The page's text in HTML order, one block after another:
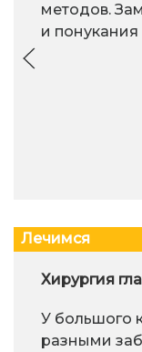
методов.
и
Лечимся
Хирургия
У большого
разными